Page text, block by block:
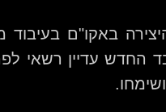
באקו"ם בעיבוד
החדש עדיין רשאי